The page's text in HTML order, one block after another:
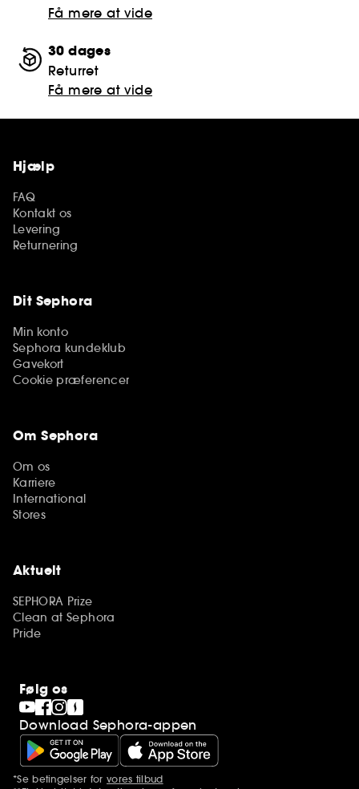
Få mere at vide
30 dages
Returret
Få mere at vide
Hjælp
FAQ
Kontakt os
Levering
Returnering
Dit Sephora
Min konto
Sephora kundeklub
Gavekort
Cookie præferencer
Om Sephora
Om os
Karriere
International
Stores
Aktuelt
SEPHORA Prize
Clean at Sephora
Pride
Følg os
Download Sephora-appen
Yderligere bemærkninger
*Se betingelser for vores tilbud